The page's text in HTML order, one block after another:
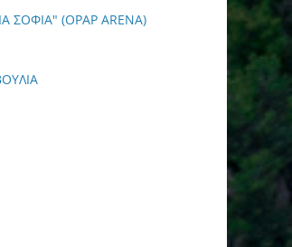
ΣΟΦΙΑ" (OPAP ARENA)